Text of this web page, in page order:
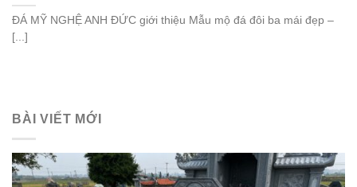
ĐÁ MỸ NGHỆ ANH ĐỨC giới thiệu Mẫu mộ đá đôi ba mái đẹp –
[...]
BÀI VIẾT MỚI